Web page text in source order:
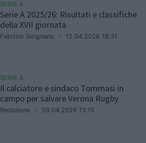
SERIE A
Serie A 2025/26: Risultati e classifiche
della XVII giornata
Fabrizio Sicignano / 12.04.2026 18:31
SERIE A
Il calciatore e sindaco Tommasi in
campo per salvare Verona Rugby
Redazione / 09.04.2026 13:15